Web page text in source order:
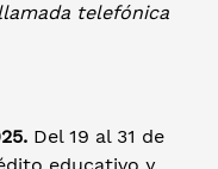
telefónica
Del 19 al 31 de